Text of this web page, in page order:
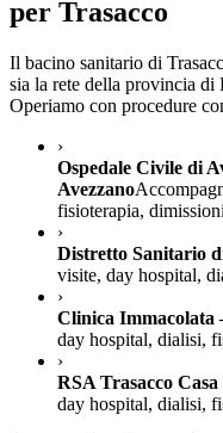
per Trasacco
Il bacino sanitario di
sia la rete della provincia di
Operiamo con procedure
›
Ospedale Civile di
Avezzano
fisioterapia,
›
Distretto Sanitario
visite, day hospital,
›
Clinica
day hospital, dialisi,
›
RSA Trasacco
day hospital, dialisi,